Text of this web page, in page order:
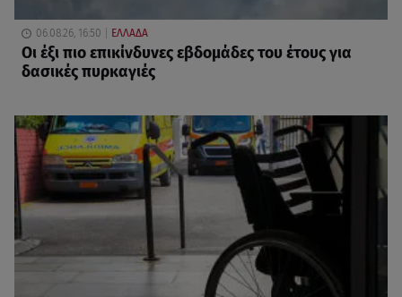
06.08.26, 16:50 ΕΛΛΑΔΑ
Οι έξι πιο επικίνδυνες εβδομάδες του έτους για
δασικές πυρκαγιές